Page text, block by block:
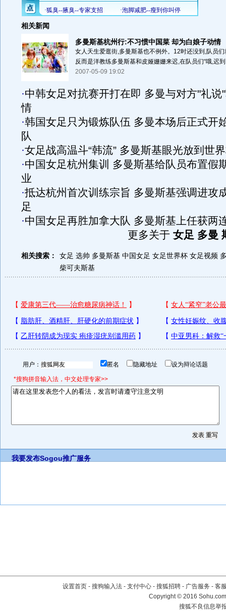
相关新闻
多曼斯基杭州行:不习惯中国菜 却为白娘子动情
女人天生爱逛街,多曼斯基也不例外。12时还没到,队员
反而是洋教练多曼斯基和皮娅姗姗来迟,在队员们“哦,迟
2007-05-09 19:02
·中韩女足对抗赛开打在即 多曼与对方"礼说
情
·韩国女足只为锻炼队伍 多曼本场后正式开
队
·女足战高温斗“韩流” 多曼斯基眼光放到世
·中国女足杭州集训 多曼斯基给队员布置假
业
·抵达杭州首次训练宗旨 多曼斯基强调进攻
足
·中国女足再胜加拿大队 多曼斯基上任获两
更多关于 女足 多曼
相关搜索： 女足 选帅 多曼斯基 中国女足 女足世界杯 女足视频
柴可夫斯基
用户： 匿名 隐藏地址 设为辩论话题
*搜狗拼音输入法，中文处理专家>>
我要发布Sogou推广服务
设置首页 - 搜狗输入法 - 支付中心 - 搜狐招聘 - 广告服务 - 客
Copyright©2016
搜狐不良信息举